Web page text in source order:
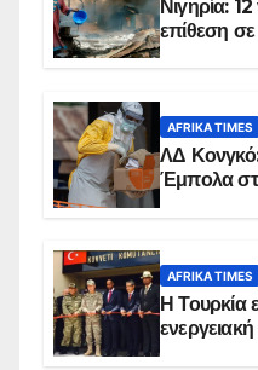
Νιγηρία:
επίθεση
AFRIKA TIMES
ΛΔ Κονγκό:
Έμπολα
AFRIKA TIMES
Η Τουρκία